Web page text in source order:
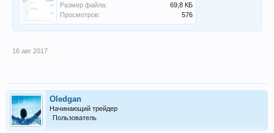
Размер файла:
69,8 КБ
Просмотров:
576
16 авг 2017
Oledgan
Начинающий трейдер
Пользователь